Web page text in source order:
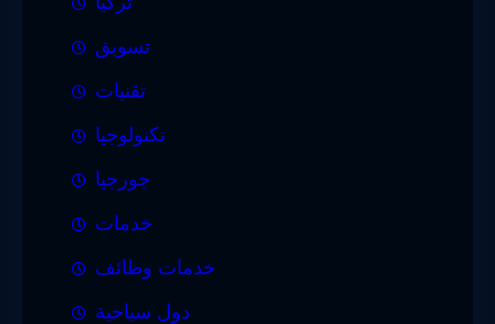
تسويق
تقنيات
تكنولوجيا
جورجيا
خدمات
خدمات وظائف
دول سياحية